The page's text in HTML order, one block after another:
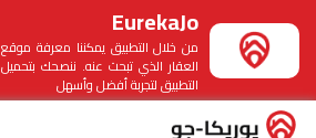
EurekaJo
من خلال التطبيق يمكننا معرفة موقع
العقار الذي تبحث عنه. ننصحك بتحميل
التطبيق لتجربة أفضل وأسهل